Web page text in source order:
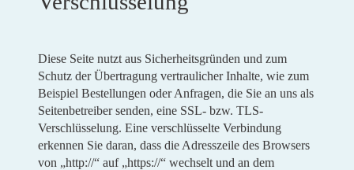
Diese Seite nutzt aus Sicherheitsgründen und zum
Schutz der Übertragung vertraulicher Inhalte, wie zum
Beispiel Bestellungen oder Anfragen, die Sie an uns als
Seitenbetreiber senden, eine SSL- bzw. TLS-
Verschlüsselung. Eine verschlüsselte Verbindung
erkennen Sie daran, dass die Adresszeile des Browsers
von „http://“ auf „https://“ wechselt und an dem